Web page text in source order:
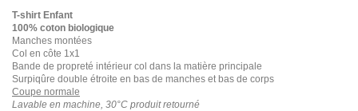
T-shirt Enfant
100% coton biologique
Manches montées
Col en côte 1x1
Bande de propreté intérieur col dans la matière principale
Surpiqûre double étroite en bas de manches et bas de corps
Coupe normale
Lavable en machine, 30°C produit retourné